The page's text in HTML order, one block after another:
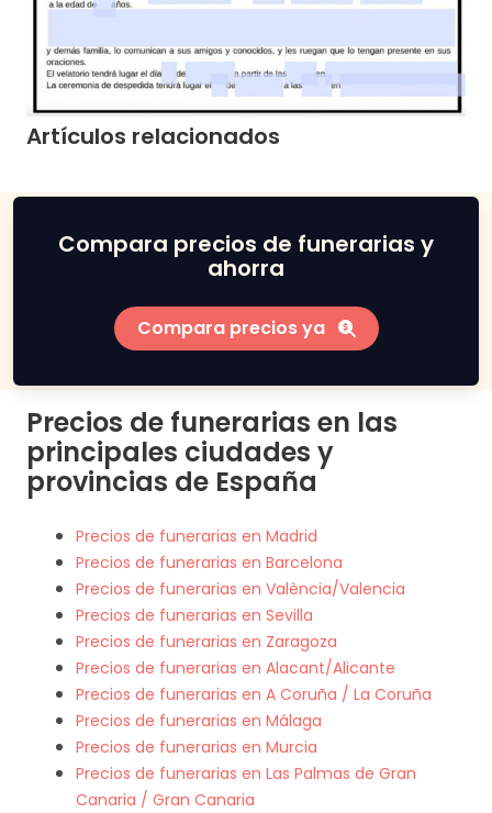
Artículos relacionados
Compara precios de funerarias y
ahorra
Compara precios ya
Precios de funerarias en las
principales ciudades y
provincias de España
Precios de funerarias en Madrid
Precios de funerarias en Barcelona
Precios de funerarias en València/Valencia
Precios de funerarias en Sevilla
Precios de funerarias en Zaragoza
Precios de funerarias en Alacant/Alicante
Precios de funerarias en A Coruña / La Coruña
Precios de funerarias en Málaga
Precios de funerarias en Murcia
Precios de funerarias en Las Palmas de Gran
Canaria / Gran Canaria